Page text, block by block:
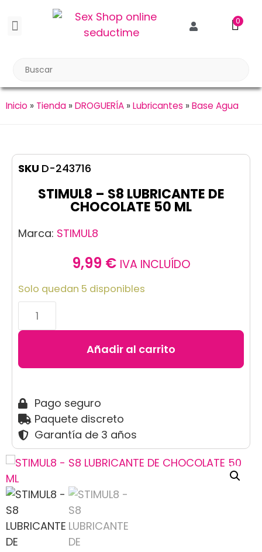
0
Inicio » Tienda »DROGUERÍA »Lubricantes »Base Agua
SKU D-243716
STIMUL8 – S8 LUBRICANTE DE
CHOCOLATE 50 ML
Marca: STIMUL8
9,99 € IVA INCLUÍDO
Solo quedan 5 disponibles
Añadir al carrito
Pago seguro
Paquete discreto
Garantía de 3 años